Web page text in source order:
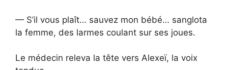
— S’il vous plaît… sauvez mon bébé… sanglota
la femme, des larmes coulant sur ses joues.
Le médecin releva la tête vers Alexeï, la voix